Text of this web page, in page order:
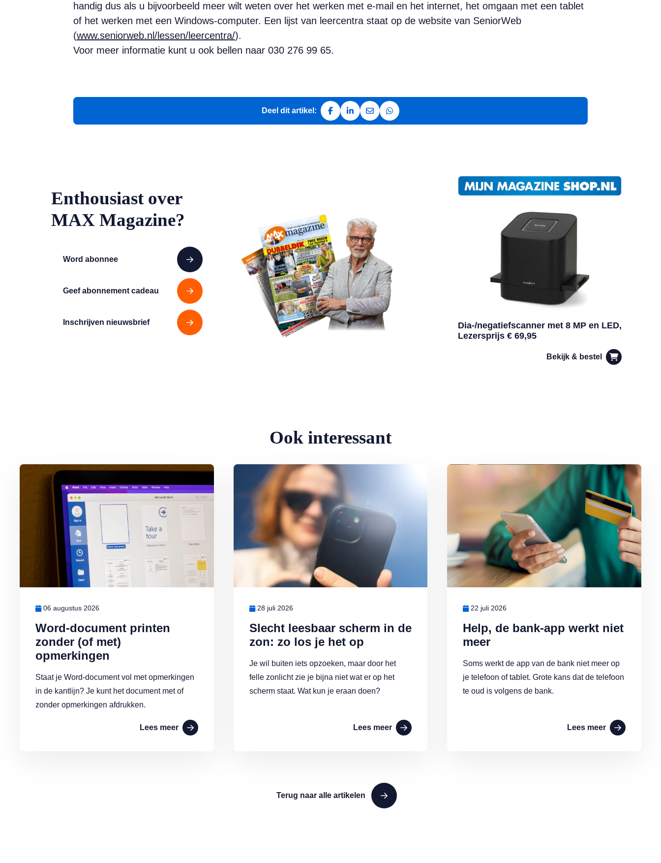
handig dus als u bijvoorbeeld meer wilt weten over het werken met e-mail en het internet, het omgaan met een tablet
of het werken met een Windows-computer. Een lijst van leercentra staat op de website van SeniorWeb
(www.seniorweb.nl/lessen/leercentra/).
Voor meer informatie kunt u ook bellen naar 030 276 99 65.
Deel dit artikel:
Deel op Facebook
Deel op LinkedIn
Deel via e-mail
Deel via WhatsApp
Enthousiast over
MAX Magazine?
Word abonnee
Geef abonnement cadeau
Inschrijven nieuwsbrief
Dia-/negatiefscanner met 8 MP en LED,
Lezersprijs € 69,95
Bekijk & bestel
Ook interessant
Word-document printen
zonder (of met)
opmerkingen
06 augustus 2026
Staat je Word-document vol met opmerkingen
in de kantlijn? Je kunt het document met of
zonder opmerkingen afdrukken.
Lees meer
Lees meer over Word-document printen zonder (of met) opmerkingen
Slecht leesbaar scherm in de
zon: zo los je het op
28 juli 2026
Je wil buiten iets opzoeken, maar door het
felle zonlicht zie je bijna niet wat er op het
scherm staat. Wat kun je eraan doen?
Lees meer
Lees meer over Slecht leesbaar scherm in de zon: zo los je het op
Help, de bank-app werkt niet
meer
22 juli 2026
Soms werkt de app van de bank niet meer op
je telefoon of tablet. Grote kans dat de telefoon
te oud is volgens de bank.
Lees meer
Lees meer over Help, de bank-app werkt niet meer
Terug naar alle artikelen